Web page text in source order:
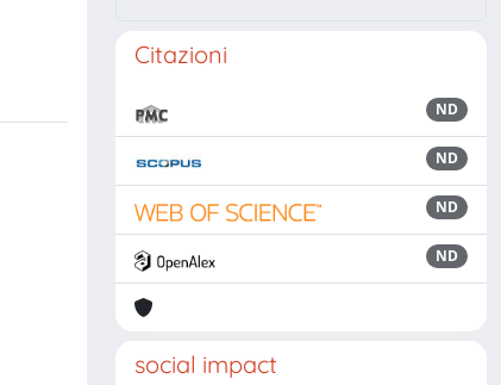
Citazioni
ND
ND
ND
ND
social impact